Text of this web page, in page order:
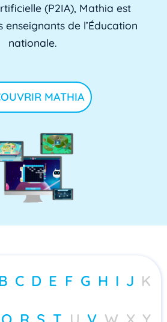
(P2IA), Mathia est
de l’Éducation
nationale.
MATHIA
B C D E F G H I J K